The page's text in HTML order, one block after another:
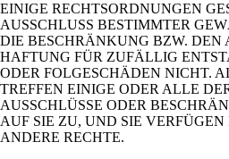
EINIGE RECHTSORDNUNGEN
AUSSCHLUSS BESTIMMTER
DIE BESCHRÄNKUNG BZW. DEN
HAFTUNG FÜR ZUFÄLLIG
ODER FOLGESCHÄDEN NICHT.
TREFFEN EINIGE ODER ALLE
AUSSCHLÜSSE ODER
AUF SIE ZU, UND SIE
ANDERE RECHTE.